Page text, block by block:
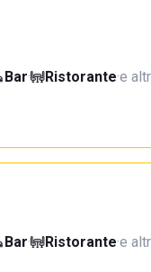
Bar· Ristorante·e
Bar· Ristorante·e